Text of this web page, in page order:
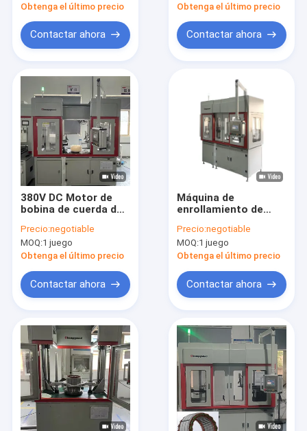
Obtenga el último precio
Contactar ahora
Obtenga el último precio
Contactar ahora
380V DC Motor de
bobina de cuerda de
máquina de
ampliación del
estator
Precio:negotiable
MOQ:1 juego
Obtenga el último precio
Contactar ahora
Máquina de
enrollamiento de
continuo
servocontrolado de
380 V con capacidad
Precio:negotiable
MOQ:1 juego
Obtenga el último precio
Contactar ahora